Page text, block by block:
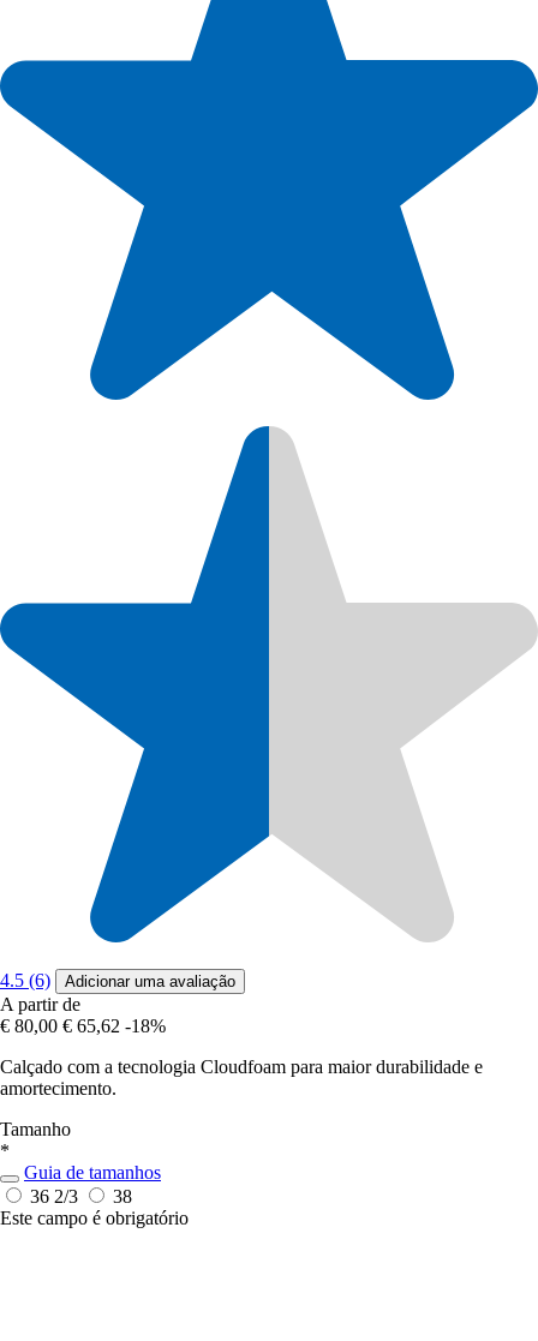
4.5 (6) Adicionar uma avaliação
A partir de
€ 80,00 € 65,62 -18%
Calçado com a tecnologia Cloudfoam para maior durabilidade e
amortecimento.
Tamanho
*
Guia de tamanhos
36 2/3
38
Este campo é obrigatório